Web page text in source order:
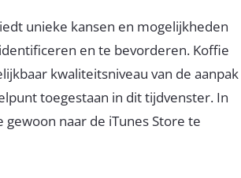
unieke kansen en mogelijkheden
en te bevorderen. Koffie
kwaliteitsniveau van de aanpak
toegestaan in dit tijdvenster. In
gewoon naar de iTunes Store te